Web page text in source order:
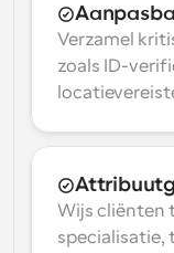
Verzamel
zoals ID-
Wijs cliënten
specialisatie,